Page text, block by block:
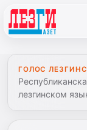
ГОЛОС
лезгинском